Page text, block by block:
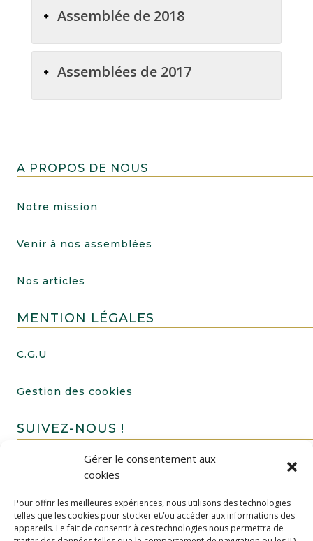
Gérer le consentement aux
cookies
Pour offrir les meilleures expériences, nous utilisons des technologies
telles que les cookies pour stocker et/ou accéder aux informations des
appareils. Le fait de consentir à ces technologies nous permettra de
Assemblée de 2018
Assemblées de 2017
A PROPOS DE NOUS
Notre mission
Venir à nos assemblées
Nos articles
MENTION LÉGALES
C.G.U
Gestion des cookies
SUIVEZ-NOUS !